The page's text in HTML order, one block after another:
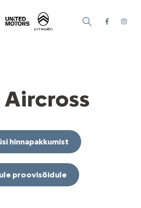
Aircross
hinnapakkumist
proovisõidule